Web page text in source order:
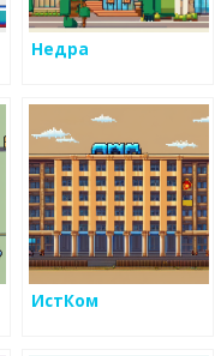
Недра
ИстКом